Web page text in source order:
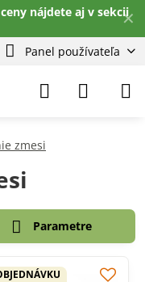
✕
nájdete aj v sekcii
Panel používateľa
zmesi
Parametre